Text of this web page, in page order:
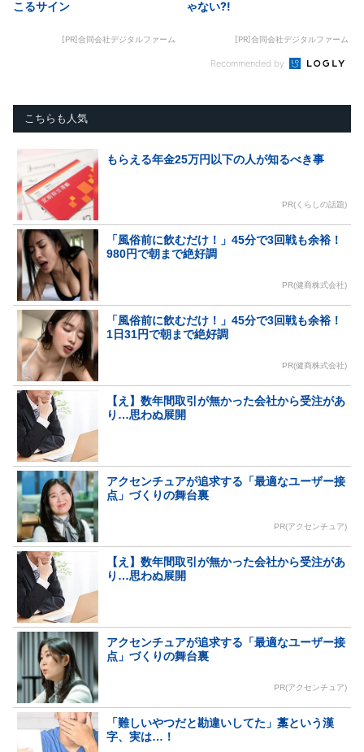
こるサイン
[PR]合同会社デジタルファーム
ゃない?!
[PR]合同会社デジタルファーム
Recommended by
こちらも人気
もらえる年金25万円以下の人が知るべき事
PR(くらしの話題)
「風俗前に飲むだけ！」45分で3回戦も余裕！
980円で朝まで絶好調
PR(健商株式会社)
「風俗前に飲むだけ！」45分で3回戦も余裕！
1日31円で朝まで絶好調
PR(健商株式会社)
【え】数年間取引が無かった会社から受注があ
り…思わぬ展開
アクセンチュアが追求する「最適なユーザー接
点」づくりの舞台裏
PR(アクセンチュア)
【え】数年間取引が無かった会社から受注があ
り…思わぬ展開
アクセンチュアが追求する「最適なユーザー接
点」づくりの舞台裏
PR(アクセンチュア)
「難しいやつだと勘違いしてた」藁という漢
字、実は…！